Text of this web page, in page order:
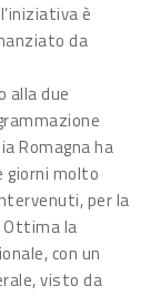
è
da
alla due
Romagna ha
giorni molto
per la
Ottima la
con un
visto da